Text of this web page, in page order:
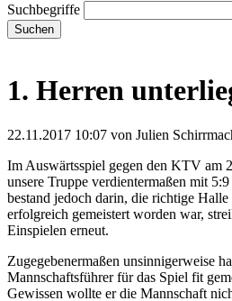
Suchbegriffe
Suchen
1. Herren
22.11.2017 10:07 von Julien
Im Auswärtsspiel gegen den KTV am
unsere Truppe verdientermaßen mit
bestand jedoch darin, die richtige
erfolgreich gemeistert worden war,
Einspielen erneut.
Zugegebenermaßen unsinnigerweise
Mannschaftsführer für das Spiel fit
Gewissen wollte er die Mannschaft